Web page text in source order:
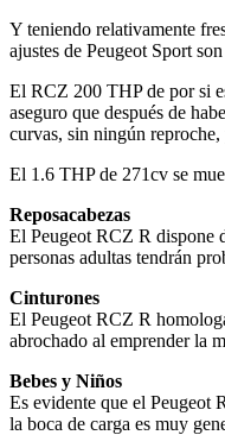
Y teniendo relativamente
ajustes de Peugeot Sport
El RCZ 200 THP de por si
aseguro que después de
curvas, sin ningún
El 1.6 THP de 271cv se
Reposacabezas
El Peugeot RCZ R dispone
personas adultas tendrán
Cinturones
El Peugeot RCZ R
abrochado al emprender la
Bebes y Niños
Es evidente que el Peugeot
la boca de carga es muy